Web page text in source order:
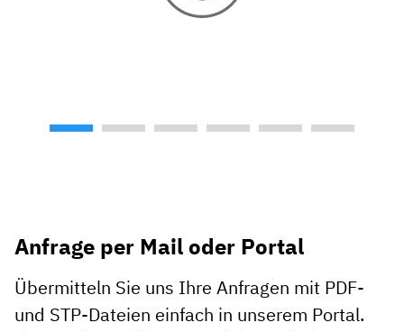
Anfrage per Mail oder Portal
Übermitteln Sie uns Ihre Anfragen mit PDF-
und STP-Dateien einfach in unserem Portal.